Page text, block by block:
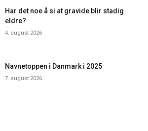
Har det noe å si at gravide blir stadig
eldre?
4. august 2026
Navnetoppen i Danmark i 2025
7. august 2026